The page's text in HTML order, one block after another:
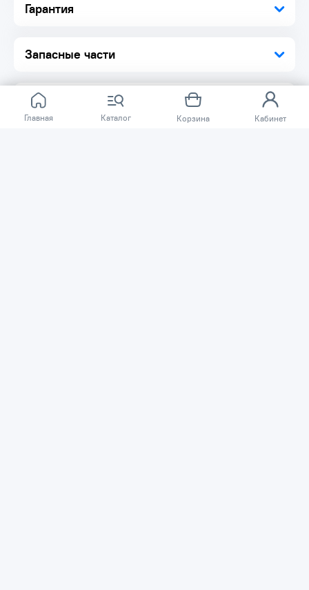
Главная Каталог Корзина Кабинет
Гарантия
Запасные части
Упаковка 1 шт.